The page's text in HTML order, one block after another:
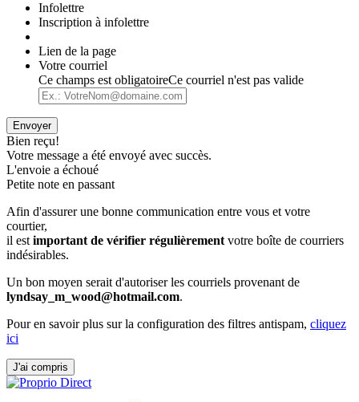
Infolettre
Inscription à infolettre
Lien de la page
Votre courriel
Ce champs est obligatoireCe courriel n'est pas valide
Envoyer
Bien reçu!
Votre message a été envoyé avec succès.
L'envoie a échoué
Petite note en passant
Afin d'assurer une bonne communication entre vous et votre
courtier,
il est important de vérifier régulièrement votre boîte de courriers
indésirables.
Un bon moyen serait d'autoriser les courriels provenant de
lyndsay_m_wood@hotmail.com.
Pour en savoir plus sur la configuration des filtres antispam, cliquez
ici
J'ai compris